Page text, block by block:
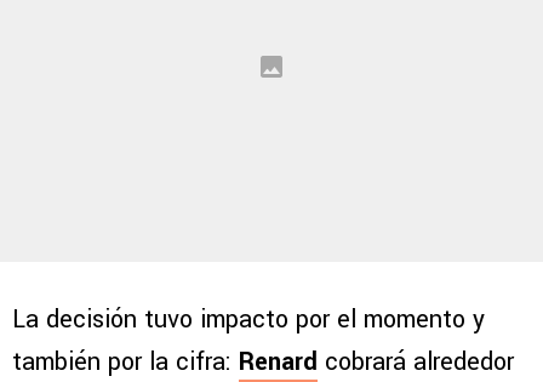
La decisión tuvo impacto por el momento y
también por la cifra: Renard cobrará alrededor